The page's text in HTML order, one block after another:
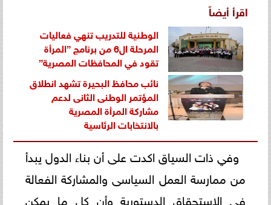
اقرأ أيضاً
الوطنية للتدريب تنهي فعاليات
المرحلة ال6 من برنامج ”المرأة
تقود في المحافظات المصرية”
نائب محافظ البحيرة تشهد انطلاق
المؤتمر الوطنى الثانى لدعم
مشاركة المرأة المصرية
بالانتخابات الرئاسية
وفي ذات السياق اكدت على أن بناء الدول يبدأ
من ممارسة العمل السياسى والمشاركة الفعالة
فى الاستحقاق الدستورية وأن كل ما يمكن